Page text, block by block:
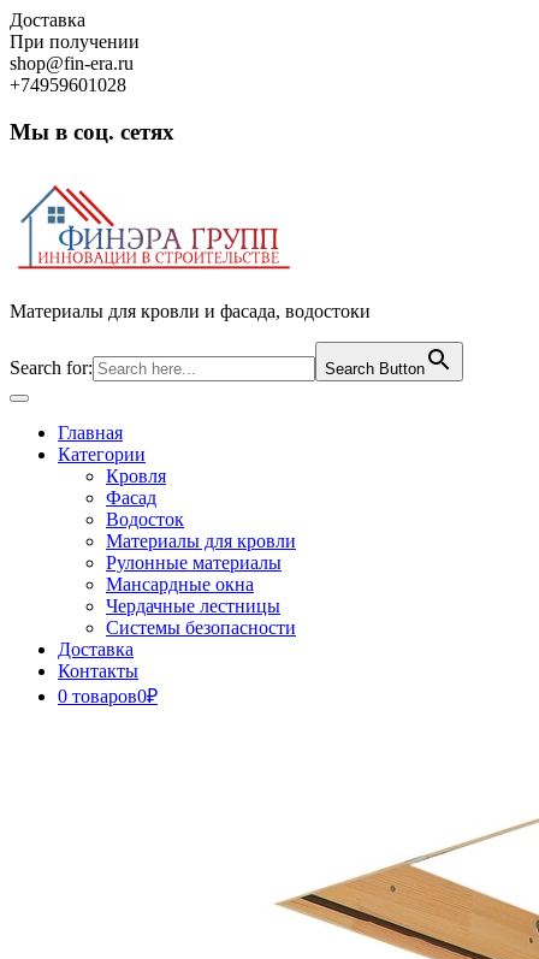
Skip
to
content
Доставка
При получении
shop@fin-era.ru
+74959601028
Мы в соц. сетях
Материалы для кровли и фасада, водостоки
Search for: Search Button
Open
ButtonГлавная
Категории
Кровля
Фасад
Водосток
Материалы для кровли
Рулонные материалы
Мансардные окна
Чердачные лестницы
Системы безопасности
Доставка
Контакты
0 товаров0₽